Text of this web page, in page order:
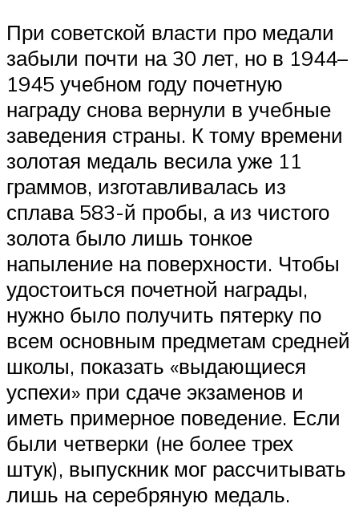
При советской власти про медали
забыли почти на 30 лет, но в 1944–
1945 учебном году почетную
награду снова вернули в учебные
заведения страны. К тому времени
золотая медаль весила уже 11
граммов, изготавливалась из
сплава 583-й пробы, а из чистого
золота было лишь тонкое
напыление на поверхности. Чтобы
удостоиться почетной награды,
нужно было получить пятерку по
всем основным предметам средней
школы, показать «выдающиеся
успехи» при сдаче экзаменов и
иметь примерное поведение. Если
были четверки (не более трех
штук), выпускник мог рассчитывать
лишь на серебряную медаль.